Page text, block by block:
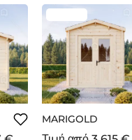
MARIGOLD